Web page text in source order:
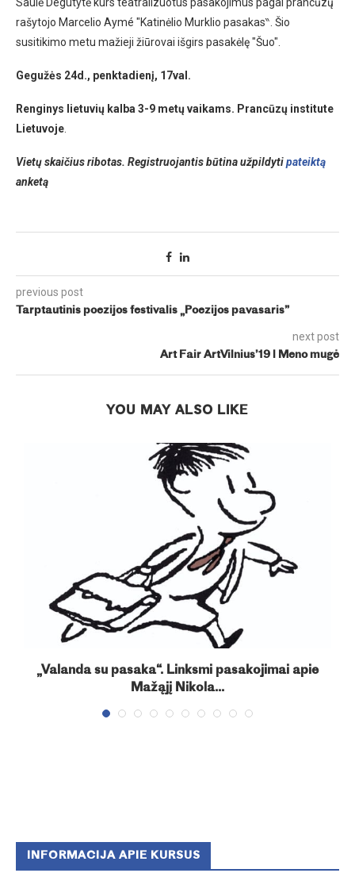
rašytojo Marcelio Aymé ″Katinėlio Murklio pasakas‶. Šio
susitikimo metu mažieji žiūrovai išgirs pasakėlę ″Šuo″.
Gegužės 24d., penktadienį, 17val.
Renginys lietuvių kalba 3-9 metų vaikams. Prancūzų institute
Lietuvoje
Vietų skaičius ribotas. Registruojantis būtina užpildytipateiktą
anketą
previous post
Tarptautinis poezijos festivalis „Poezijos pavasaris”
next post
Art Fair ArtVilnius’19 l Meno mugė
YOU MAY ALSO LIKE
„Valanda su pasaka“. Linksmi pasakojimai apie
Mažąjį Nikola...
INFORMACIJA APIE KURSUS